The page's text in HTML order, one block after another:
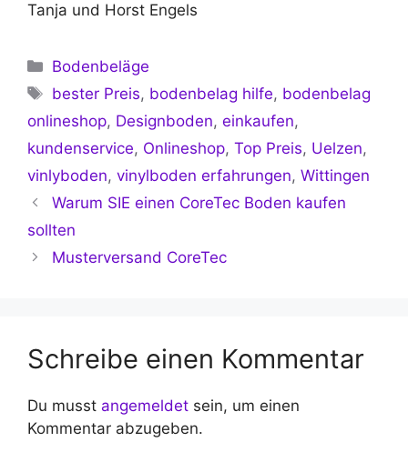
Tanja und Horst Engels
Kategorien
Bodenbeläge
Schlagwörter
bester Preis, bodenbelag hilfe, bodenbelag
onlineshop, Designboden, einkaufen,
kundenservice, Onlineshop, Top Preis, Uelzen,
vinlyboden, vinylboden erfahrungen, Wittingen
Warum SIE einen CoreTec Boden kaufen
sollten
Musterversand CoreTec
Schreibe einen Kommentar
Du musst angemeldet sein, um einen
Kommentar abzugeben.